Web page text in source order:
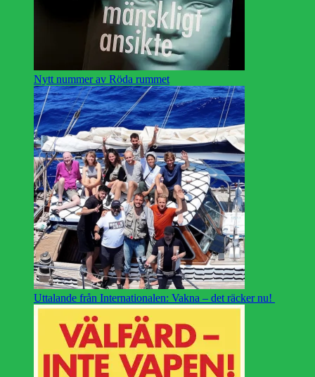
Nytt nummer av Röda rummet
Uttalande från Internationalen: Vakna – det räcker nu!